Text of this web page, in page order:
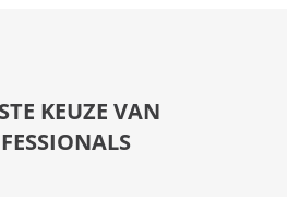
KEUZE VAN